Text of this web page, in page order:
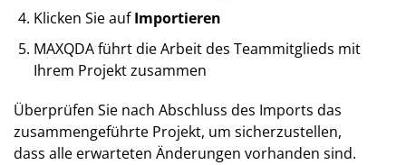
Klicken Sie aufImportieren
MAXQDA führt die Arbeit des Teammitglieds mit
Ihrem Projekt zusammen
Überprüfen Sie nach Abschluss des Imports das
zusammengeführte Projekt, um sicherzustellen,
dass alle erwarteten Änderungen vorhanden sind.